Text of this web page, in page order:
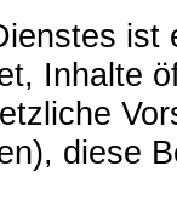
ist
Inhalte
diese